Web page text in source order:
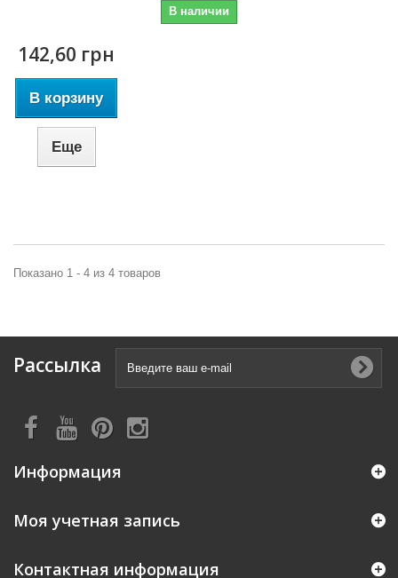
В наличии
142,60 грн
В корзину
Еще
Показано 1 - 4 из 4 товаров
Рассылка
Информация
Моя учетная запись
Контактная информация